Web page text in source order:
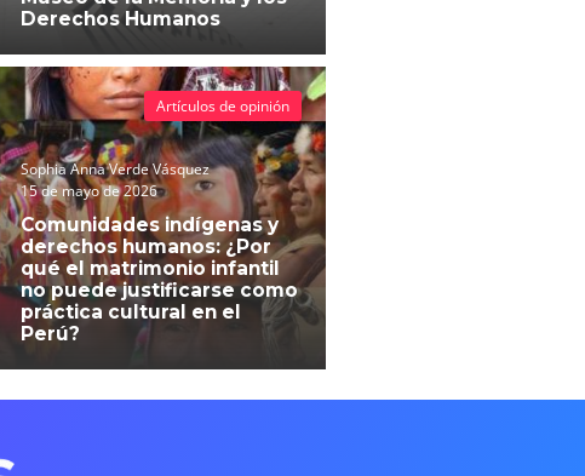
Derechos Humanos
Sophia Anna Verde Vásquez
15 de mayo de 2026
Comunidades indígenas y
derechos humanos: ¿Por
qué el matrimonio infantil
no puede justificarse como
práctica cultural en el
Perú?
Artículos de opinión